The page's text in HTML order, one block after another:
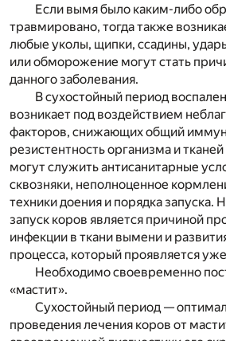
Если вымя было каким-либо
травмировано, тогда также
любые уколы, щипки, ссадины,
или обморожение могут стать
данного заболевания.
В сухостойный период
возникает под воздействием
факторов, снижающих общий
резистентность организма и
могут служить антисанитарные
сквозняки, неполноценное
техники доения и порядка запуска.
запуск коров является причиной
инфекции в ткани вымени и
процесса, который проявляется
Необходимо своевременно
«мастит».
Сухостойный период —
проведения лечения коров от